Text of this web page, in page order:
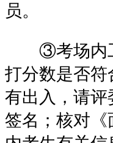
员。
③考场内工
打分数是否符
有出入，请评
签名；核对